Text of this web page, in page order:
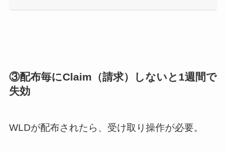
③配布毎にClaim（請求）しないと1週間で
失効
WLDが配布されたら、受け取り操作が必要。